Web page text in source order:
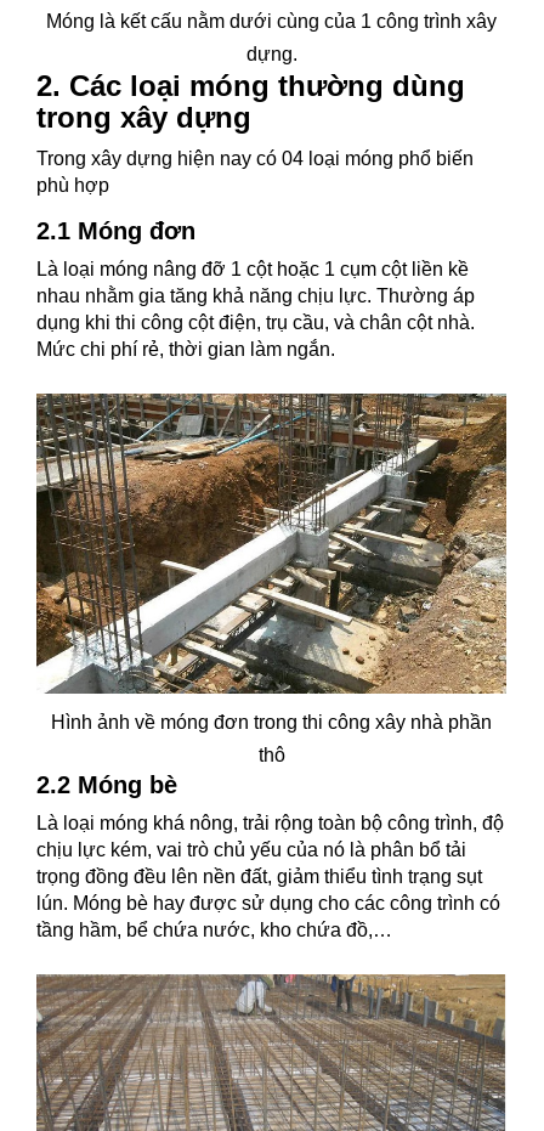
Móng là kết cấu nằm dưới cùng của 1 công trình xây
dựng.
2. Các loại móng thường dùng
trong xây dựng
Trong xây dựng hiện nay có 04 loại móng phổ biến
phù hợp
2.1 Móng đơn
Là loại móng nâng đỡ 1 cột hoặc 1 cụm cột liền kề
nhau nhằm gia tăng khả năng chịu lực. Thường áp
dụng khi thi công cột điện, trụ cầu, và chân cột nhà.
Mức chi phí rẻ, thời gian làm ngắn.
Hình ảnh về móng đơn trong thi công xây nhà phần
thô
2.2 Móng bè
Là loại móng khá nông, trải rộng toàn bộ công trình, độ
chịu lực kém, vai trò chủ yếu của nó là phân bổ tải
trọng đồng đều lên nền đất, giảm thiểu tình trạng sụt
lún. Móng bè hay được sử dụng cho các công trình có
tầng hầm, bể chứa nước, kho chứa đồ,…